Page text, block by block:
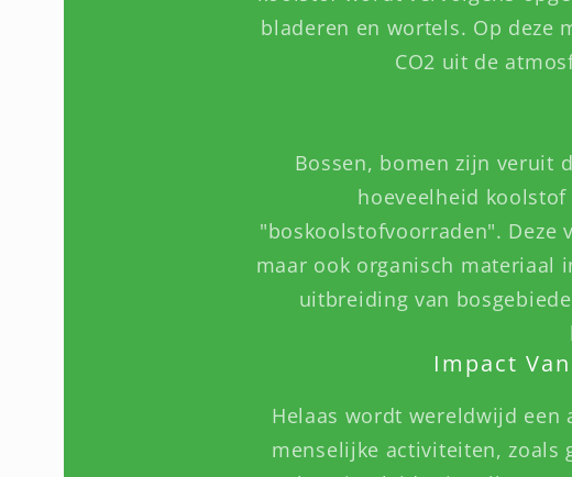
bladeren en wortels. Op deze
CO2 uit de
Bossen, bomen zijn veruit
hoeveelheid
"boskoolstofvoorraden". Deze
maar ook organisch materiaal
uitbreiding van
Impact
Helaas wordt wereldwijd een
menselijke activiteiten, zoals